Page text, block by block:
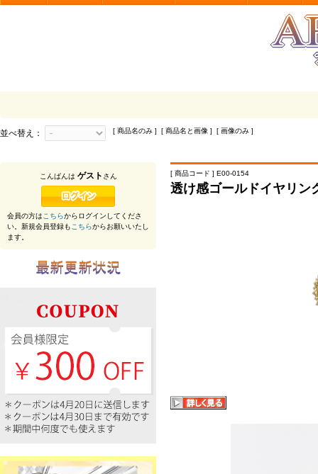
並べ替え： [ 商品名のみ ] [ 商品名と画像 ] [ 画像のみ ]
[ 商品コード ] E00-0154
透け感ゴールドイヤリン
こんばんは ゲスト さん
会員の方はこちらからログインしてくださ
い。新規会員登録もこちらからお願いいたし
ます。